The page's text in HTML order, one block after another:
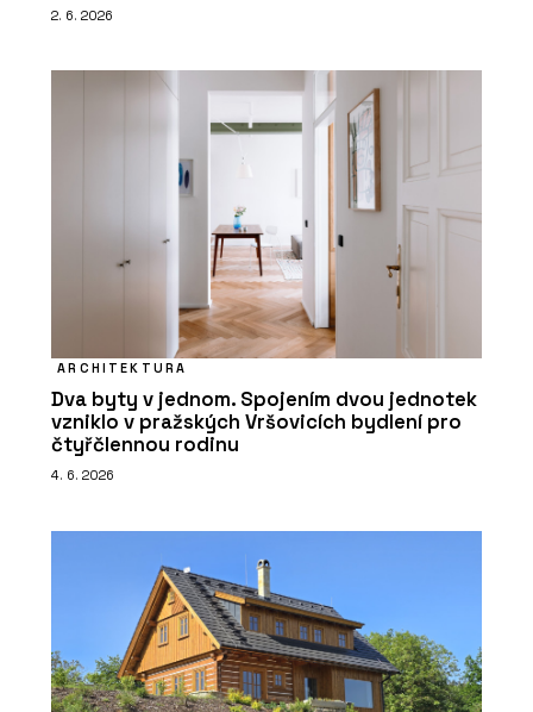
2. 6. 2026
ARCHITEKTURA
Dva byty v jednom. Spojením dvou jednotek
vzniklo v pražských Vršovicích bydlení pro
čtyřčlennou rodinu
4. 6. 2026